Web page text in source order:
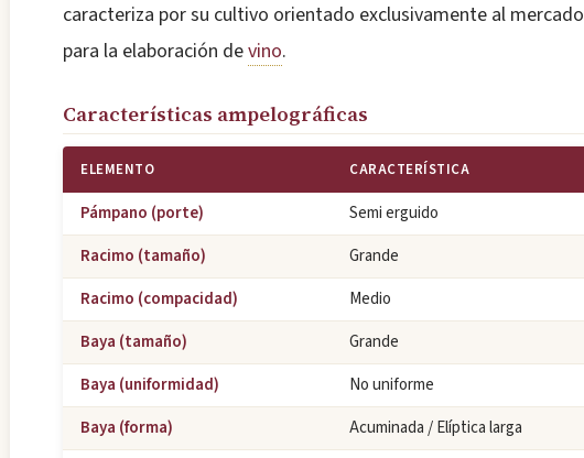
caracteriza por su cultivo orientado exclusivamente al mercado
para la elaboración devino.
Características ampelográficas
ELEMENTO CARACTERÍSTICA
Pámpano (porte)
Semi erguido
Racimo (tamaño)
Grande
Racimo (compacidad)
Medio
Baya (tamaño)
Grande
Baya (uniformidad)
No uniforme
Baya (forma)
Acuminada / Elíptica larga